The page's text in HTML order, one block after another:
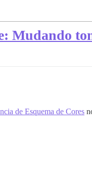
Mudando
de Esquema de Cores